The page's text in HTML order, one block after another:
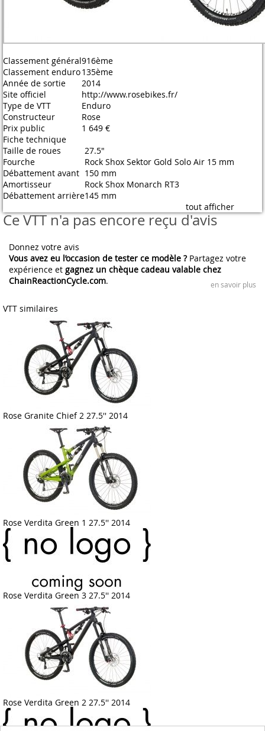
Classement général916ème
Classement enduro135ème
Année de sortie
2014
Site officiel
http://www.rosebikes.fr/
Type de VTT
Enduro
Constructeur
Rose
Prix public
1 649 €
Fiche technique
Taille de roues
27.5"
Fourche
Rock Shox Sektor Gold Solo Air 15 mm
Débattement avant 150 mm
Amortisseur
Rock Shox Monarch RT3
Débattement arrière145 mm
tout afficher
Ce VTT n'a pas encore reçu d'avis
Donnez votre avis
Vous avez eu l’occasion de tester ce modèle ?Partagez votre
expérience et gagnez un chèque cadeau valable chez
ChainReactionCycle.com. en savoir plus
VTT similaires
Rose Granite Chief 2 27.5'' 2014
Rose Verdita Green 1 27.5'' 2014
Rose Verdita Green 3 27.5'' 2014
Rose Verdita Green 2 27.5'' 2014